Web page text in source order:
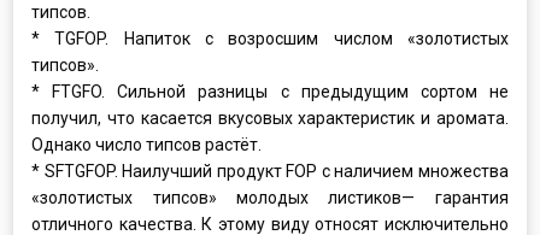
типсов.
* ТGFOP. Напиток с возросшим числом «золотистых
типсов».
* FТGFO. Сильной разницы с предыдущим сортом не
получил, что касается вкусовых характеристик и аромата.
Однако число типсов растёт.
* SFТGFOP. Наилучший продукт FOP с наличием множества
«золотистых типсов» молодых листиков— гарантия
отличного качества. К этому виду относят исключительно